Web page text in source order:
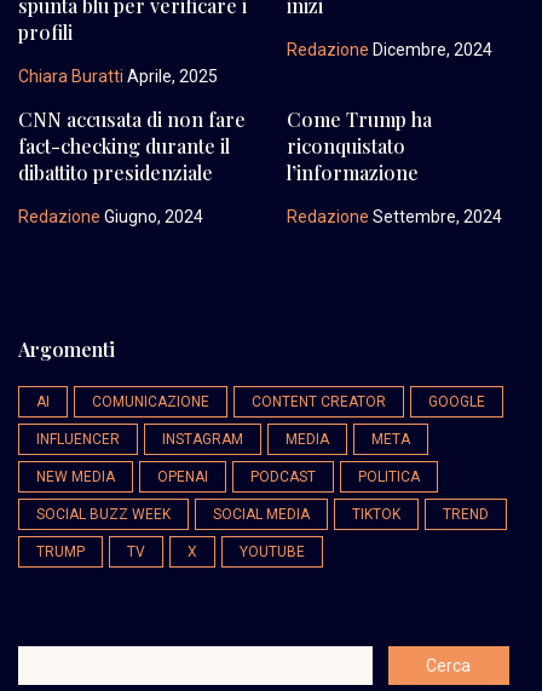
profili
Chiara Buratti Aprile, 2025
Redazione Dicembre, 2024
CNN accusata di non fare
fact-checking durante il
dibattito presidenziale
Redazione Giugno, 2024
Come Trump ha
riconquistato
l’informazione
Redazione Settembre, 2024
Argomenti
AI COMUNICAZIONE CONTENT CREATOR GOOGLE
INFLUENCER INSTAGRAM MEDIA META
NEW MEDIA OPENAI PODCAST POLITICA
SOCIAL BUZZ WEEK SOCIAL MEDIA TIKTOK TREND
TRUMP TV X YOUTUBE